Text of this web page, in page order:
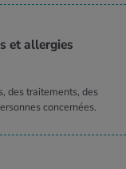
et allergies
des traitements, des
concernées.